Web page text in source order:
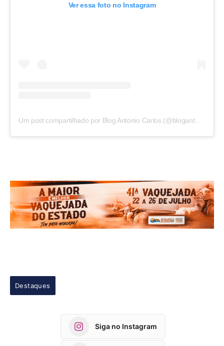
Ver essa foto no Instagram
Um post compartilhado por Blog Antonio Carlos (@blogantoniocarlos)
Destaques
Siga no Instagram